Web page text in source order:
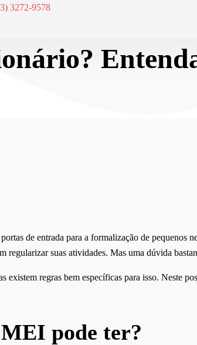
3272-9578
de entrada para a formalização de pequenos
regularizar suas atividades. Mas uma dúvida
existem regras bem específicas para isso. Neste
pode ter?